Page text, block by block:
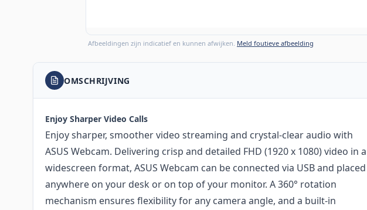
Afbeeldingen zijn indicatief en kunnen afwijken. Meld foutieve afbeelding
OMSCHRIJVING
Enjoy Sharper Video Calls
Enjoy sharper, smoother video streaming and crystal-clear audio with
ASUS Webcam. Delivering crisp and detailed FHD (1920 x 1080) video in a
widescreen format, ASUS Webcam can be connected via USB and placed
anywhere on your desk or on top of your monitor. A 360° rotation
mechanism ensures flexibility for any camera angle, and a built-in